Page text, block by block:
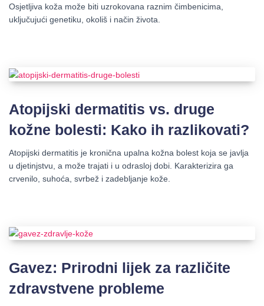
Osjetljiva koža može biti uzrokovana raznim čimbenicima,
uključujući genetiku, okoliš i način života.
Atopijski dermatitis vs. druge
kožne bolesti: Kako ih razlikovati?
Atopijski dermatitis je kronična upalna kožna bolest koja se javlja
u djetinjstvu, a može trajati i u odrasloj dobi. Karakterizira ga
crvenilo, suhoća, svrbež i zadebljanje kože.
Gavez: Prirodni lijek za različite
zdravstvene probleme